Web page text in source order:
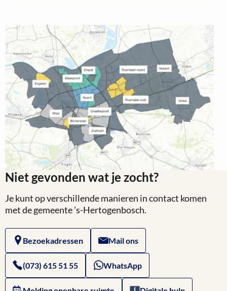
Niet gevonden wat je zocht?
Je kunt op verschillende manieren in contact komen
met de gemeente ’s-Hertogenbosch.
Bezoekadressen Mail ons
(073) 615 51 55 WhatsApp